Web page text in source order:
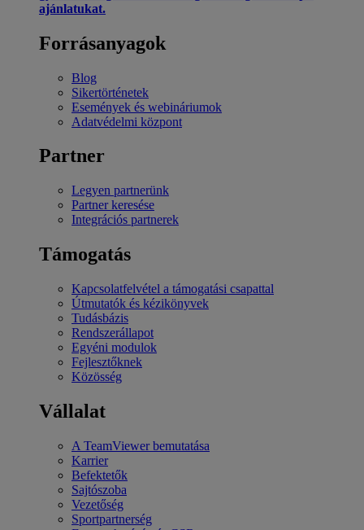
ajánlatukat.
Forrásanyagok
Blog
Sikertörténetek
Események és webináriumok
Adatvédelmi központ
Partner
Legyen partnerünk
Partner keresése
Integrációs partnerek
Támogatás
Kapcsolatfelvétel a támogatási csapattal
Útmutatók és kézikönyvek
Tudásbázis
Rendszerállapot
Egyéni modulok
Fejlesztőknek
Közösség
Vállalat
A TeamViewer bemutatása
Karrier
Befektetők
Sajtószoba
Vezetőség
Sportpartnerség